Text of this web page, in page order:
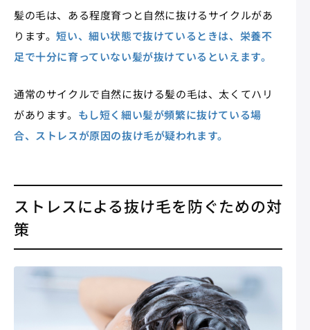
髪の毛は、ある程度育つと自然に抜けるサイクルがあ
ります。短い、細い状態で抜けているときは、栄養不
足で十分に育っていない髪が抜けているといえます。
通常のサイクルで自然に抜ける髪の毛は、太くてハリ
があります。 もし短く細い髪が頻繁に抜けている場
合、ストレスが原因の抜け毛が疑われます。
ストレスによる抜け毛を防ぐための対
策